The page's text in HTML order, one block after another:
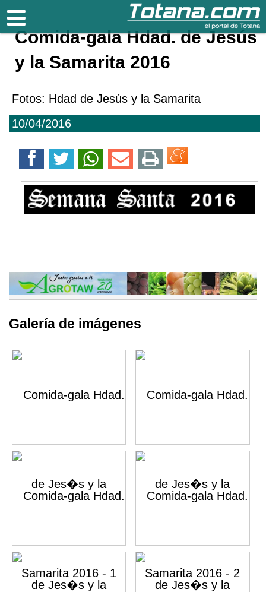
Totana.com
10/04/2016
Comida-gala Hdad. de Jesús
y la Samarita 2016
Fotos: Hdad de Jesús y la Samarita
Galería de imágenes